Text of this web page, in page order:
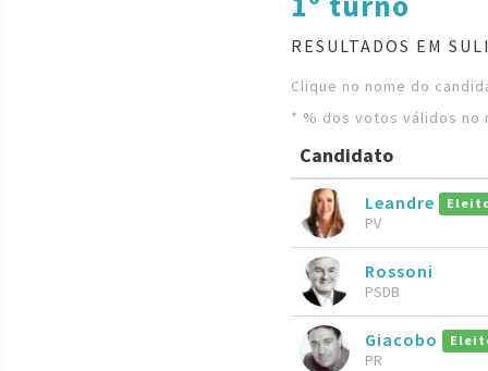
RESULTADOS EM
Clique no nome do
* % dos votos válidos no
Candidato
Leandre
PV
Rossoni
PSDB
Giacobo
PR